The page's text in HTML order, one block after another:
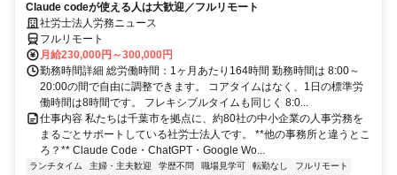
Claude codeが使える人は大歓迎／フルリモート
社労士法人労務ニュース
フルリモート
月給230,000円～300,000円
勤務時間詳細 総労働時間：1ヶ月あたり164時間 勤務時間は 8:00～
20:00の間で自由に調整できます。 コアタイムはなく、1日の標準労
働時間は8時間です。 フレキシブルタイムも同じく 8:0...
仕事内容 私たちは千葉市を拠点に、約80社の中小企業の人事労務を
まるごとサポートしている社労士法人です。 **他の事務所と違うとこ
ろ？** Claude Code・ChatGPT・Google Wo...
ランチタイム 主婦・主夫歓迎 学歴不問 職場見学可 転勤なし
フルリモート